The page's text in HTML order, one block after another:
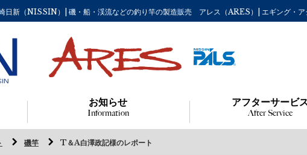
日新（NISSIN）| 磯・船・渓流などの釣り竿の製造販売 アレス（ARES）| エギング・
お知らせ
Information
アフターサービ
After Service
磯竿 T＆A白澤政記様のレポート